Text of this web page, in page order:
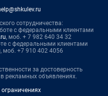
сотрудничества:
с федеральными клиентами
, моб. + 7 982 640 34 32
с федеральными клиентами
, моб. +7 910 402 4056
за достоверность
рекламных объявлениях.